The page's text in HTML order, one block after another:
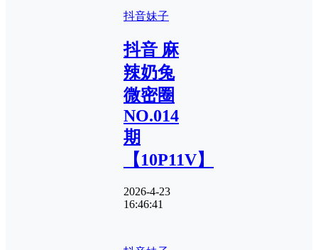
抖音妹子
抖音 麻
辣奶兔
微密圈
NO.014
期
【10P11V】
2026-4-23
16:46:41